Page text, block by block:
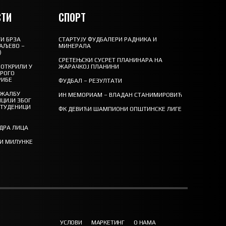
БРЗА
–
У
ЗБОГ
ЛИЦА
МИЛУНКЕ
СПОРТ
СТАРТУЈУ ФУДБАЛЕРИ РАДНИКА И
МИНЕРАЛА
СРЕТЕЊСКИ СУСРЕТ ПЛАНИНАРА НА
ЖАРАЧКОЈ ПЛАНИНИ
ФУДБАЛ – РЕЗУЛТАТИ
ИН МЕМОРИАМ – ВЛАДАН СТАНИМИРОВИЋ
ФК ДЕВИЋИ ШАМПИОНИ ОПШТИНСКЕ ЛИГЕ
УСЛОВИ МАРКЕТИНГ О НАМА